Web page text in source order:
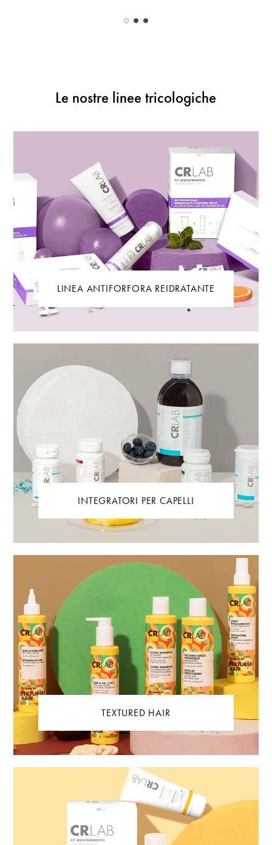
Le nostre linee tricologiche
LINEA ANTIFORFORA REIDRATANTE
INTEGRATORI PER CAPELLI
TEXTURED HAIR